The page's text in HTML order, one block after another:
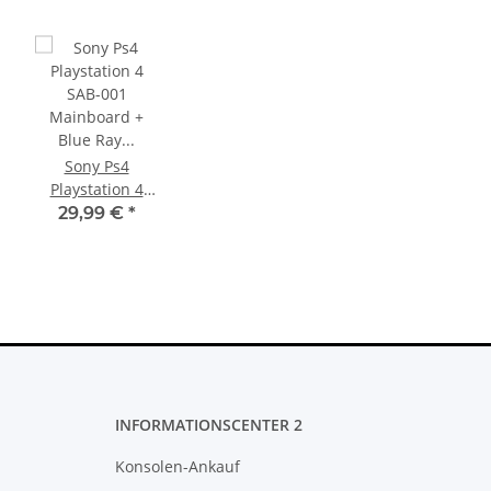
Sony Ps4
Playstation 4
SAB-001
29,99 € *
INFORMATIONSCENTER 2
Konsolen-Ankauf